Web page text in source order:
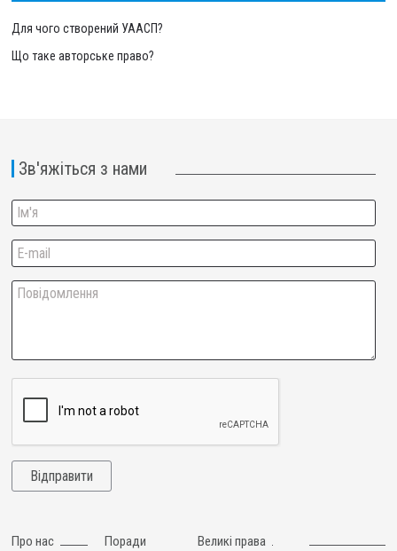
Для чого створений УААСП?
Що таке авторське право?
Зв'яжіться з нами
Про нас
Поради
Великі права